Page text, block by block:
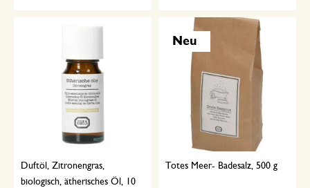
Duftöl, Zitronengras,
biologisch, ätherisches Öl, 10
Neu
Totes Meer- Badesalz, 500 g